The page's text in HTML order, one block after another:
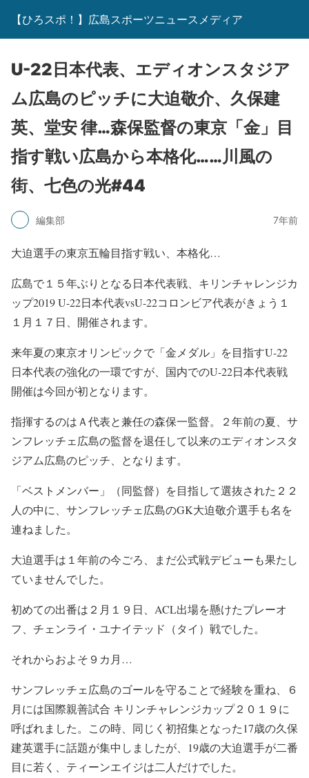
【ひろスポ！】広島スポーツニュースメディア
U-22日本代表、エディオンスタジア
ム広島のピッチに大迫敬介、久保建
英、堂安 律…森保監督の東京「金」目
指す戦い広島から本格化……川風の
街、七色の光#44
編集部 7年前
大迫選手の東京五輪目指す戦い、本格化…
広島で１５年ぶりとなる日本代表戦、キリンチャレンジカ
ップ2019 U-22日本代表vsU-22コロンビア代表がきょう１
１月１７日、開催されます。
来年夏の東京オリンピックで「金メダル」を目指すU-22
日本代表の強化の一環ですが、国内でのU-22日本代表戦
開催は今回が初となります。
指揮するのはＡ代表と兼任の森保一監督。２年前の夏、サ
ンフレッチェ広島の監督を退任して以来のエディオンスタ
ジアム広島のピッチ、となります。
「ベストメンバー」（同監督）を目指して選抜された２２
人の中に、サンフレッチェ広島のGK大迫敬介選手も名を
連ねました。
大迫選手は１年前の今ごろ、まだ公式戦デビューも果たし
ていませんでした。
初めての出番は２月１９日、ACL出場を懸けたプレーオ
フ、チェンライ・ユナイテッド（タイ）戦でした。
それからおよそ９カ月…
サンフレッチェ広島のゴールを守ることで経験を重ね、６
月には国際親善試合 キリンチャレンジカップ２０１９に
呼ばれました。この時、同じく初招集となった17歳の久保
建英選手に話題が集中しましたが、19歳の大迫選手が二番
目に若く、ティーンエイジは二人だけでした。